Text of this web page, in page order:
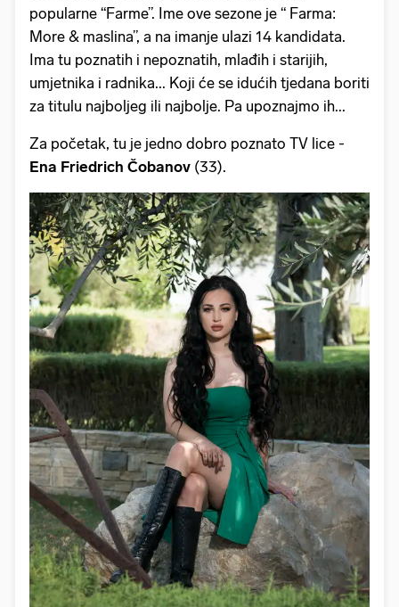
popularne “Farme”. Ime ove sezone je “ Farma:
More & maslina”, a na imanje ulazi 14 kandidata.
Ima tu poznatih i nepoznatih, mlađih i starijih,
umjetnika i radnika... Koji će se idućih tjedana boriti
za titulu najboljeg ili najbolje. Pa upoznajmo ih...
Za početak, tu je jedno dobro poznato TV lice -
Ena Friedrich Čobanov (33).